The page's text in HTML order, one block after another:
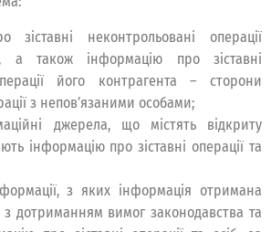
неконтрольовані операції
а також інформацію про зіставні
його контрагента – сторони
з непов’язаними особами;
джерела, що містять відкриту
інформацію про зіставні операції та
з яких інформація отримана
з дотриманням вимог законодавства та